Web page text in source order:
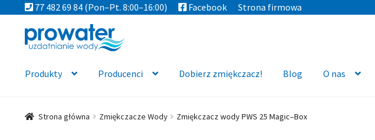
77 482 69 84(Pon–Pt. 8:00–16:00) Facebook Strona firmowa
Przejdź
do
Przejdź
do
Produkty Producenci Dobierz zmiękczacz! Blog O nas
Strona główna Zmiękczacze Wody Zmiękczacz wody PWS 25 Magic–Box